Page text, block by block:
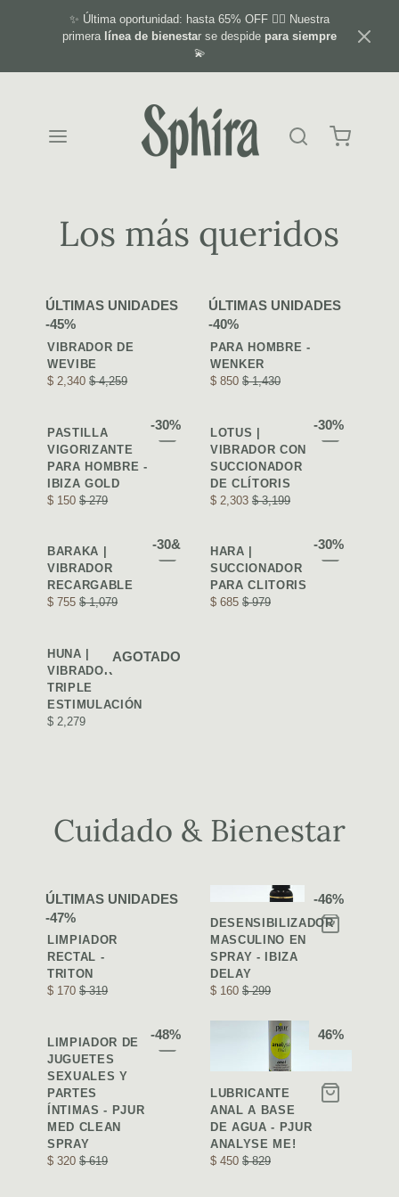
✨ Última oportunidad: hasta 65% OFF ❤️‍🔥 Nuestra
primera línea de bienestar se despide para siempre
💫
Los más queridos
ÚLTIMAS UNIDADES
-45%
PLUG ANAL
VIBRADOR DE
WEVIBE
$ 2,340$ 4,259
ÚLTIMAS UNIDADES
-40%
ESTIMULADOR
DE PRÓSTATA
PARA HOMBRE -
WENKER
$ 850 $ 1,430
-30%
PASTILLA
VIGORIZANTE
PARA HOMBRE -
IBIZA GOLD
$ 150$ 279
-30%
LOTUS |
VIBRADOR CON
SUCCIONADOR
DE CLÍTORIS
$ 2,303 $ 3,199
-30&
BARAKA |
VIBRADOR
RECARGABLE
$ 755$ 1,079
-30%
HARA |
SUCCIONADOR
PARA CLITORIS
$ 685 $ 979
AGOTADO
HUNA |
VIBRADOR
TRIPLE
ESTIMULACIÓN
$ 2,279
Cuidado & Bienestar
ÚLTIMAS UNIDADES
-47%
BOMBILLA PARA
ENEMA:
LIMPIADOR
RECTAL -
TRITON
$ 170$ 319
-46%
DESENSIBILIZADOR
MASCULINO EN
SPRAY - IBIZA
DELAY
$ 160 $ 299
-48%
LIMPIADOR DE
JUGUETES
SEXUALES Y
PARTES
ÍNTIMAS - PJUR
MED CLEAN
SPRAY
$ 320$ 619
46%
LUBRICANTE
ANAL A BASE
DE AGUA - PJUR
ANALYSE ME!
$ 450 $ 829